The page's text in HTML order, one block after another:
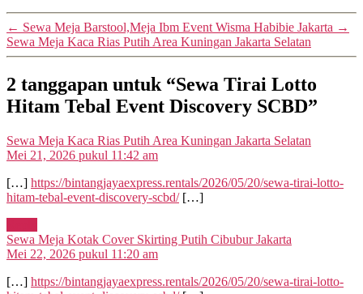
← Sewa Meja Barstool,Meja Ibm Event Wisma Habibie Jakarta →
Sewa Meja Kaca Rias Putih Area Kuningan Jakarta Selatan
2 tanggapan untuk “Sewa Tirai Lotto
Hitam Tebal Event Discovery SCBD”
Sewa Meja Kaca Rias Putih Area Kuningan Jakarta Selatan
Mei 21, 2026 pukul 11:42 am
[…] https://bintangjayaexpress.rentals/2026/05/20/sewa-tirai-lotto-
hitam-tebal-event-discovery-scbd/[…]
Sewa Meja Kotak Cover Skirting Putih Cibubur Jakarta
Mei 22, 2026 pukul 11:20 am
[…] https://bintangjayaexpress.rentals/2026/05/20/sewa-tirai-lotto-